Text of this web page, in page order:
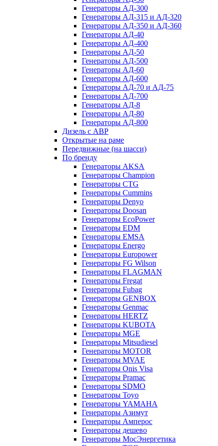
Генераторы АД-300
Генераторы АД-315 и АД-320
Генераторы АД-350 и АД-360
Генераторы АД-40
Генераторы АД-400
Генераторы АД-50
Генераторы АД-500
Генераторы АД-60
Генераторы АД-600
Генераторы АД-70 и АД-75
Генераторы АД-700
Генераторы АД-8
Генераторы АД-80
Генераторы АД-800
Дизель с АВР
Открытые на раме
Передвижные (на шасси)
По бренду
Генераторы AKSA
Генераторы Champion
Генераторы CTG
Генераторы Cummins
Генераторы Denyo
Генераторы Doosan
Генераторы EcoPower
Генераторы EDM
Генераторы EMSA
Генераторы Energo
Генераторы Europower
Генераторы FG Wilson
Генераторы FLAGMAN
Генераторы Fregat
Генераторы Fubag
Генераторы GENBOX
Генераторы Genmac
Генераторы HERTZ
Генераторы KUBOTA
Генераторы MGE
Генераторы Mitsudiesel
Генераторы MOTOR
Генераторы MVAE
Генераторы Onis Visa
Генераторы Pramac
Генераторы SDMO
Генераторы Toyo
Генераторы YAMAHA
Генераторы Азимут
Генераторы Амперос
Генераторы дешево
Генераторы МосЭнергетика